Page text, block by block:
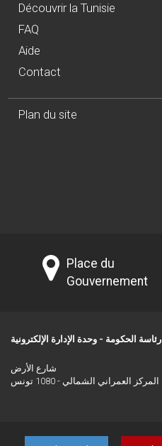
Découvrir la Tunisie
FAQ
Aide
Contact
Plan du site
Place du
Gouvernement
رئاسة الحكومة - وحدة الإدارة الإلكترونية
شارع الأرض
المركز العمراني الشمالي - 1080 تونس